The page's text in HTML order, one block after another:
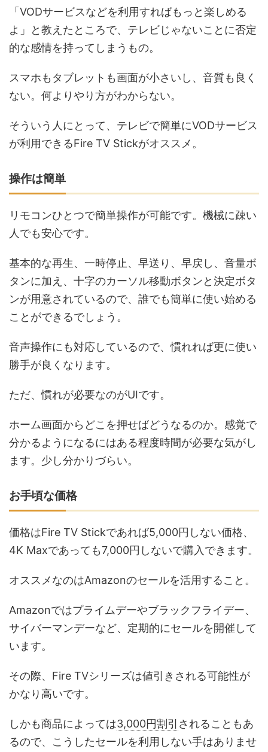
「VODサービスなどを利用すればもっと楽しめる
よ」と教えたところで、テレビじゃないことに否定
的な感情を持ってしまうもの。
スマホもタブレットも画面が小さいし、音質も良く
ない。何よりやり方がわからない。
そういう人にとって、 テレビで簡単にVODサービス
が利用できるFire TV Stickがオススメ 。
操作は簡単
リモコンひとつで簡単操作が可能です。機械に疎い
人でも安心です。
基本的な再生、一時停止、早送り、早戻し、音量ボ
タンに加え、十字のカーソル移動ボタンと決定ボタ
ンが用意されているので、誰でも簡単に使い始める
ことができるでしょう。
音声操作にも対応しているので、慣れれば更に使い
勝手が良くなります。
ただ、慣れが必要なのがUIです。
ホーム画面からどこを押せばどうなるのか。感覚で
分かるようになるにはある程度時間が必要な気がし
ます。少し分かりづらい。
お手頃な価格
価格はFire TV Stickであれば5,000円しない価格、
4K Maxであっても7,000円しないで購入できます。
オススメなのはAmazonのセールを活用すること。
Amazonではプライムデーやブラックフライデー、
サイバーマンデーなど、定期的にセールを開催して
います。
その際、Fire TVシリーズは値引きされる可能性が
かなり高いです。
しかも商品によっては3,000円割引 されることもあ
るので、こうしたセールを利用しない手はありませ